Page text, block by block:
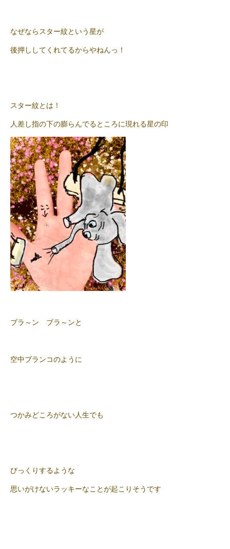
なぜならスター紋という星が
後押ししてくれてるからやねんっ！
スター紋とは！
人差し指の下の膨らんでるところに現れる星の印
ブラ～ン ブラ～ンと
空中ブランコのように
つかみどころがない人生でも
びっくりするような
思いがけないラッキーなことが起こりそうです